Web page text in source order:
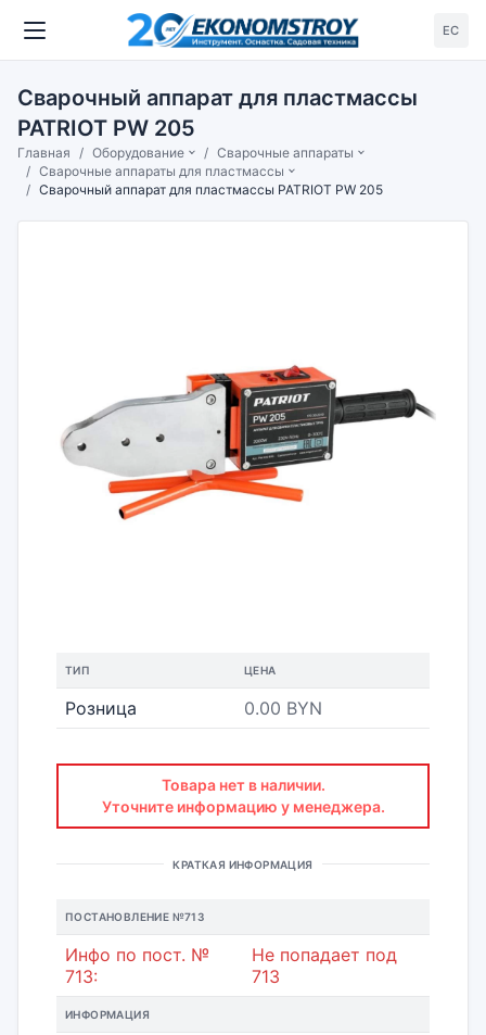
ЕС
Сварочный аппарат для пластмассы
PATRIOT PW 205
Главная Оборудование
Сварочные аппараты
Сварочные аппараты для пластмассы
Сварочный аппарат для пластмассы PATRIOT PW 205
ТИП ЦЕНА
Розница 0.00 BYN
Товара нет в наличии.
Уточните информацию у менеджера.
КРАТКАЯ ИНФОРМАЦИЯ
ПОСТАНОВЛЕНИЕ №713
Инфо по пост. №
713:
Не попадает под
713
ИНФОРМАЦИЯ